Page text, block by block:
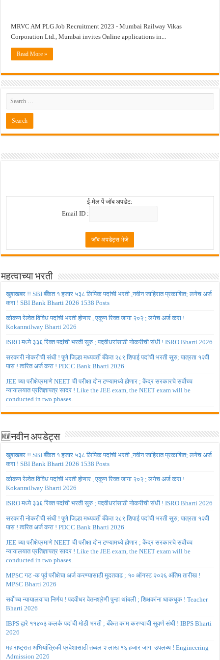
MRVC AM PLG Job Recruitment 2023 - Mumbai Railway Vikas
Corporation Ltd., Mumbai invites Online applications in...
Read More »
ई-मेल पें जॉब अपडेट:
Email ID :
महत्वाच्या भरती
खुशखबर !! SBI बँकेत १ हजार ५३८ लिपिक पदांची भरती ,नवीन जाहिरात प्रकाशित; लगेच अर्ज
करा ! SBI Bank Bharti 2026 1538 Posts
कोकण रेल्वेत विविध पदांची भरती होणार , एकूण रिक्त जागा २०२ ; लगेच अर्ज करा !
Kokanrailway Bharti 2026
ISRO मध्ये ३३६ रिक्त पदांची भरती सुरु ; पदवीधरांसाठी नोकरीची संधी ! ISRO Bharti 2026
सरकारी नोकरीची संधी ! पुणे जिल्हा मध्यवर्ती बँकेत २८९ शिपाई पदांची भरती सुरु; पात्रता १२वी
पास ! त्वरित अर्ज करा ! PDCC Bank Bharti 2026
JEE च्या परीक्षेप्रमाणे NEET ची परीक्षा दोन टप्प्यामध्ये होणार ; केंद्र सरकारचे सर्वोच्च
न्यायालयात प्रतिज्ञापत्र सादर ! Like the JEE exam, the NEET exam will be
conducted in two phases.
🆕नवीन अपडेट्स
खुशखबर !! SBI बँकेत १ हजार ५३८ लिपिक पदांची भरती ,नवीन जाहिरात प्रकाशित; लगेच अर्ज
करा ! SBI Bank Bharti 2026 1538 Posts
कोकण रेल्वेत विविध पदांची भरती होणार , एकूण रिक्त जागा २०२ ; लगेच अर्ज करा !
Kokanrailway Bharti 2026
ISRO मध्ये ३३६ रिक्त पदांची भरती सुरु ; पदवीधरांसाठी नोकरीची संधी ! ISRO Bharti 2026
सरकारी नोकरीची संधी ! पुणे जिल्हा मध्यवर्ती बँकेत २८९ शिपाई पदांची भरती सुरु; पात्रता १२वी
पास ! त्वरित अर्ज करा ! PDCC Bank Bharti 2026
JEE च्या परीक्षेप्रमाणे NEET ची परीक्षा दोन टप्प्यामध्ये होणार ; केंद्र सरकारचे सर्वोच्च
न्यायालयात प्रतिज्ञापत्र सादर ! Like the JEE exam, the NEET exam will be
conducted in two phases.
MPSC गट -क पूर्व परीक्षेचा अर्ज करण्यासाठी मुदतवाढ ; १० ऑगस्ट २०२६ अंतिम तारीख !
MPSC Bharti 2026
सर्वोच्च न्यायालयाचा निर्णय ! पदवीधर वेतनश्रेणी पुन्हा थांबली ; शिक्षकांना धाकधूक ! Teacher
Bharti 2026
IBPS द्वारे ११४०३ कलर्क पदांची मोठी भरती ; बँकेत काम करण्याची सुवर्ण संधी ! IBPS Bharti
2026
महाराष्ट्रात अभियांत्रिकी प्रवेशासाठी तब्बल २ लाख १६ हजार जागा उपलब्ध ! Engineering
Admission 2026